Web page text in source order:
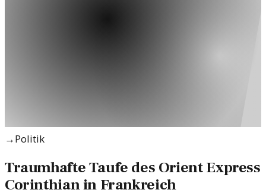
→Politik
Traumhafte Taufe des Orient Express
Corinthian in Frankreich